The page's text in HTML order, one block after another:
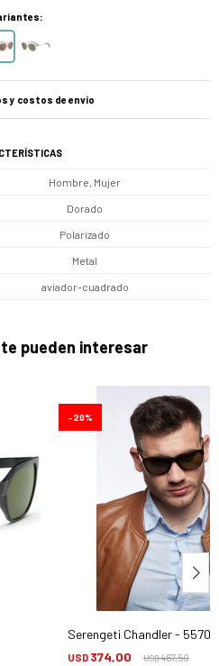
y costos de envío
Hombre, Mujer
Dorado
Polarizado
Metal
aviador-cuadrado
pueden interesar
Serengeti Chandler -
USD 374,00 USD467,50
20